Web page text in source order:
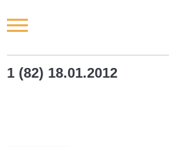
1 (82) 18.01.2012
Новости РФ